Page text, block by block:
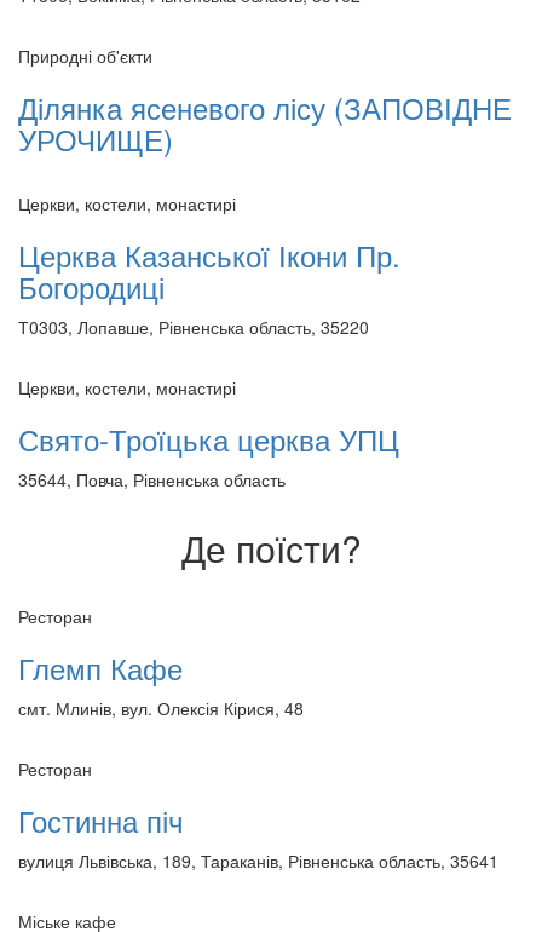
Природні об'єкти
Ділянка ясеневого лісу (ЗАПОВІДНЕ
УРОЧИЩЕ)
Церкви, костели, монастирі
Церква Казанської Ікони Пр.
Богородиці
Т0303, Лопавше, Рівненська область, 35220
Церкви, костели, монастирі
Свято-Троїцька церква УПЦ
35644, Повча, Рівненська область
Де поїсти?
Ресторан
Глемп Кафе
смт. Млинів, вул. Олексія Кірися, 48
Ресторан
Гостинна піч
вулиця Львівська, 189, Тараканів, Рівненська область, 35641
Міське кафе